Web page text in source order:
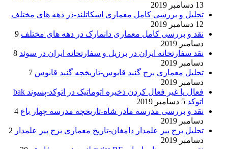
13 دسامبر 2019
تحلیل و بررسی کامل معماری اسکاتلند-در دهه های مختلف
12 دسامبر 2019
نقد و بررسی کامل معماری دانمارک در دهه های مختلف 9
دسامبر 2019
نقد سفارتخانه ایران در برزیل و سفارتخانه ایران در سوئد 8
دسامبر 2019
تحلیل معماری برج گنبد قابوس-تاریخچه گنبد قابوس 7
دسامبر 2019
فعال یا غیر فعال کردن ذخیره اتوماتیک در اتوکد-پسوند bak
اتوکد 5 دسامبر 2019
نقد و بررسی مدرسه مادر شاه-تاریخچه مدرسه چهار باغ 4
دسامبر 2019
تحلیل برج پیر علمدار دامغان-تاریخ معماری برج پیر علمدار 2
دسامبر 2019